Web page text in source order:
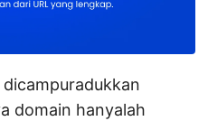
domain hanyalah